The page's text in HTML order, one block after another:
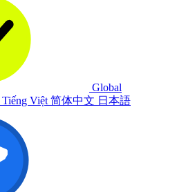
Global
Tiếng Việt 简体中文 日本語